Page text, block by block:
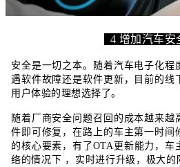
4 增加汽车安
安全是一切之本。随着汽车电子化程
遇软件故障还是软件更新，目前的线
用户体验的理想选择了。
随着厂商安全问题召回的成本越来越
件即可修复，在路上的车主第一时间
的核心要素，有了OTA更新能力，车
络的情况下 ，实时进行升级，极大